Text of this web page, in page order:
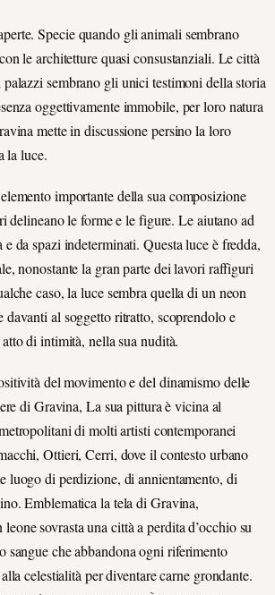
Specie quando gli animali sembrano
le architetture quasi consustanziali. Le città
palazzi sembrano gli unici testimoni della storia
oggettivamente immobile, per loro natura
mette in discussione persino la loro
la luce.
importante della sua composizione
delineano le forme e le figure. Le aiutano ad
e da spazi indeterminati. Questa luce è fredda,
nonostante la gran parte dei lavori raffiguri
caso, la luce sembra quella di un neon
davanti al soggetto ritratto, scoprendolo e
di intimità, nella sua nudità.
del movimento e del dinamismo delle
di Gravina, La sua pittura è vicina al
di molti artisti contemporanei
Ottieri, Cerri, dove il contesto urbano
luogo di perdizione, di annientamento, di
Emblematica la tela di Gravina,
sovrasta una città a perdita d’occhio su
sangue che abbandona ogni riferimento
celestialità per diventare carne grondante.